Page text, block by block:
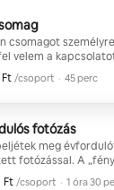
csomagot
velem a
a
fotózás (legfeljebb 6
Lincoln-
Államok
Ft /csoport
csoport · 45 perc
fotózás
meg
fotózással. A
szolgálni az emlékeid
Ft /csoport
csoport · 1 óra 30